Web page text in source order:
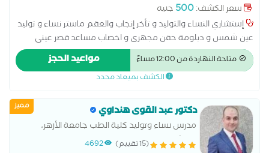
سعر الكشف:500 جنيه
إستشاري النساء والتوليد و تأخر إنجاب والعقم ماستر نساء و توليد
عين شمس و دبلومة حقن مجهرى و اخصاب مساعد قصر عينى
استئصال المبيض اطفال الانابيب الحقن المجهري الولادة الطبيعية
الولادة القيصرية تحليل بطانة الرحم رعاية ما قبل الولادة وبعدها
سونار سونار ثلاثي الابعاد سونار رباعي الابعاد عمليات تجميل المهبل
متاحة النهاردة من 12:00 مساءً مواعيد الحجز
الكشف بميعاد محدد
مميز دكتور عبد القوى هنداوي
مدرس نساء وتوليد كلية الطب جامعة الأزهر،
استشاري الحقن المجهري وطب الجنين
(15 تقييم) 4692